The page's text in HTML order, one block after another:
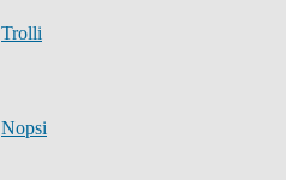
Trolli
Nopsi